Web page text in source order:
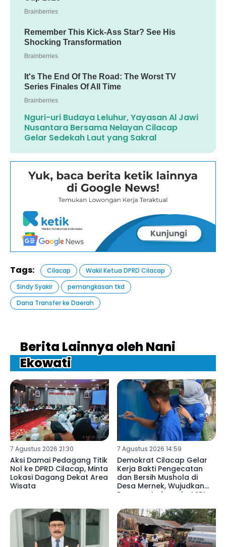
Nguri-uri Budaya Leluhur, Yayasan Al Jawi
Nusantara Bersama Nelayan Cilacap
Gelar Sedekah Laut yang Sakral
Tags: Cilacap
Wakil Ketua DPRD Cilacap
Sindy Syakir
pemangkasan tkd
Dana Transfer ke Daerah
Berita Lainnya oleh Nani
Ekowati
7 Agustus 2026 21:30
Aksi Damai Pedagang Titik
Nol ke DPRD Cilacap, Minta
Lokasi Dagang Dekat Area
Wisata
7 Agustus 2026 14:59
Demokrat Cilacap Gelar
Kerja Bakti Pengecatan
dan Bersih Mushola di
Desa Mernek, Wujudkan
Program Indonesia ASRI